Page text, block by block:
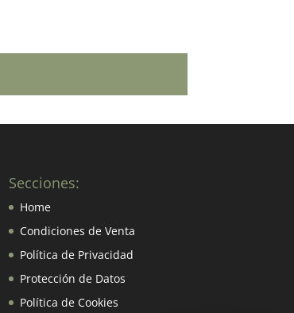
Secciones:
Home
Condiciones de Venta
Política de Privacidad
Protección de Datos
Política de Cookies